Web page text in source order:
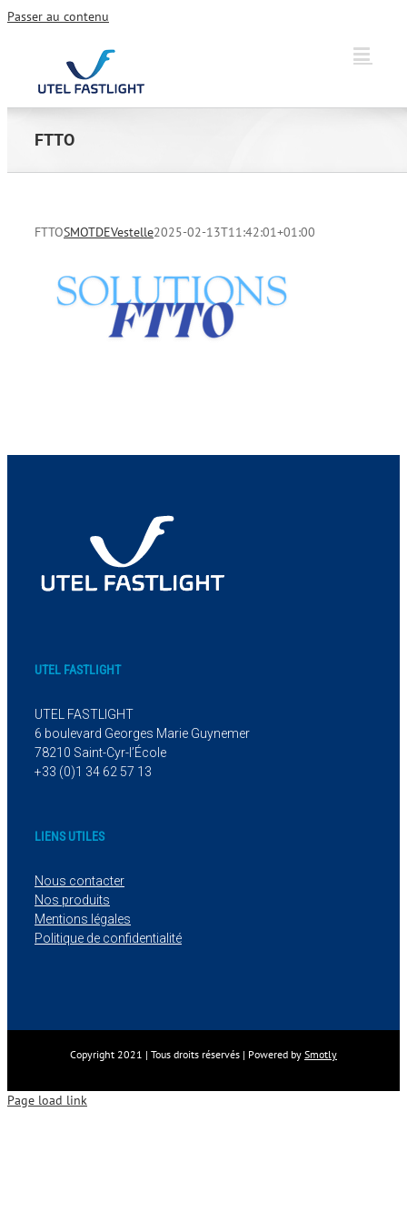
Passer au contenu
FTTO
FTTOSMOTDEVestelle2025-02-13T11:42:01+01:00
UTEL FASTLIGHT
UTEL FASTLIGHT
6 boulevard Georges Marie Guynemer
78210 Saint-Cyr-l’École
+33 (0)1 34 62 57 13
LIENS UTILES
Nous contacter
Nos produits
Mentions légales
Politique de confidentialité
Copyright 2021 | Tous droits réservés | Powered by Smotly
Page load link